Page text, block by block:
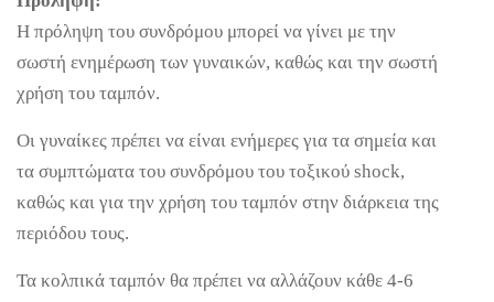
Η πρόληψη του συνδρόμου μπορεί να γίνει με την
σωστή ενημέρωση των γυναικών, καθώς και την σωστή
χρήση του ταμπόν.
Οι γυναίκες πρέπει να είναι ενήμερες για τα σημεία και
τα συμπτώματα του συνδρόμου του τοξικού shock,
καθώς και για την χρήση του ταμπόν στην διάρκεια της
περιόδου τους.
Τα κολπικά ταμπόν θα πρέπει να αλλάζουν κάθε 4-6